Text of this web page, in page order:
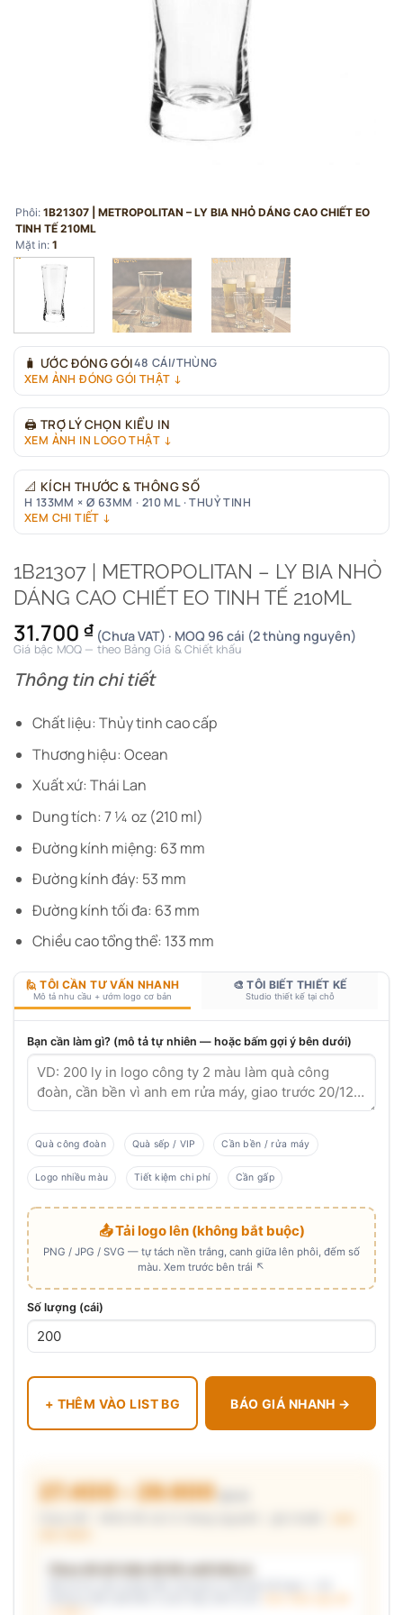
Phôi: 1B21307 | METROPOLITAN – LY BIA NHỎ DÁNG CAO CHIẾT EO
TINH TẾ 210ML
Mặt in: 1
🧳 ƯỚC ĐÓNG GÓI48 CÁI/THÙNG
XEM ẢNH ĐÓNG GÓI THẬT ↓
🖨 TRỢ LÝ CHỌN KIỂU IN
XEM ẢNH IN LOGO THẬT ↓
📐 KÍCH THƯỚC & THÔNG SỐ
H 133MM × Ø 63MM · 210 ML · THUỶ TINH
XEM CHI TIẾT ↓
1B21307 | METROPOLITAN – LY BIA NHỎ
DÁNG CAO CHIẾT EO TINH TẾ 210ML
31.700 ₫ (Chưa VAT) · MOQ 96 cái (2 thùng nguyên)
Giá bậc MOQ — theo Bảng Giá & Chiết khấu
Thông tin chi tiết
Chất liệu: Thủy tinh cao cấp
Thương hiệu: Ocean
Xuất xứ: Thái Lan
Dung tích: 7 ¼ oz (210 ml)
Đường kính miệng: 63 mm
Đường kính đáy: 53 mm
Đường kính tối đa: 63 mm
Chiều cao tổng thể: 133 mm
🙋 TÔI CẦN TƯ VẤN NHANH
Mô tả nhu cầu + ướm logo cơ bản
🎨 TÔI BIẾT THIẾT KẾ
Studio thiết kế tại chỗ
Bạn cần làm gì? (mô tả tự nhiên — hoặc bấm gợi ý bên dưới)
Quà công đoàn Quà sếp / VIP Cần bền / rửa máy
Logo nhiều màu Tiết kiệm chi phí Cần gấp
📤 Tải logo lên (không bắt buộc)
PNG / JPG / SVG — tự tách nền trắng, canh giữa lên phôi, đếm số
màu. Xem trước bên trái ↖
Số lượng (cái)
+ THÊM VÀO LIST BG BÁO GIÁ NHANH →
27.400 – 29.600